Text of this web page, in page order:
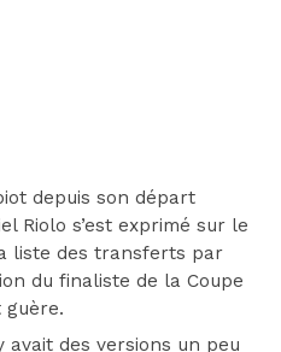
depuis son départ
Riolo s’est exprimé sur le
liste des transferts par
du finaliste de la Coupe
guère.
avait des versions un peu